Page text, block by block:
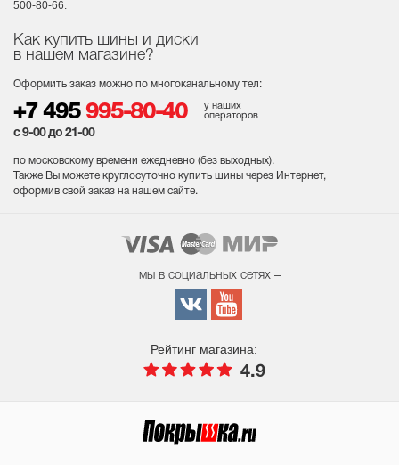
Как купить шины и диски
в нашем магазине?
Оформить заказ можно по многоканальному тел:
+7 495 995-80-40
у наших
операторов
с 9-00 до 21-00
по московскому времени ежедневно (без выходных).
Также Вы можете круглосуточно купить шины через Интернет,
оформив свой заказ на нашем сайте.
500-80-66.
мы в социальных сетях –
Рейтинг магазина:
4.9